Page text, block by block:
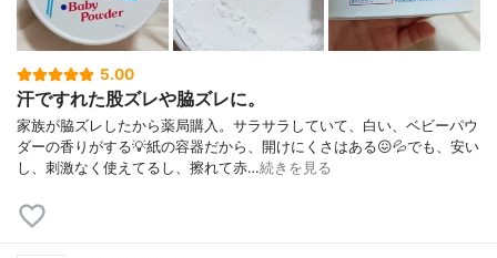
5.00
汗ですれた股ズレや脇ズレに。
家族が脇ズレしたから薬局購入。サラサラしていて、白い、ベビーパウ
ダーの香りがする💡紙の容器だから、開けにくさはある😖💦でも、安い
し、刺激なく使えてるし、擦れて赤…続きを見る